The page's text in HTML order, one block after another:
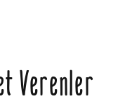
Verenler